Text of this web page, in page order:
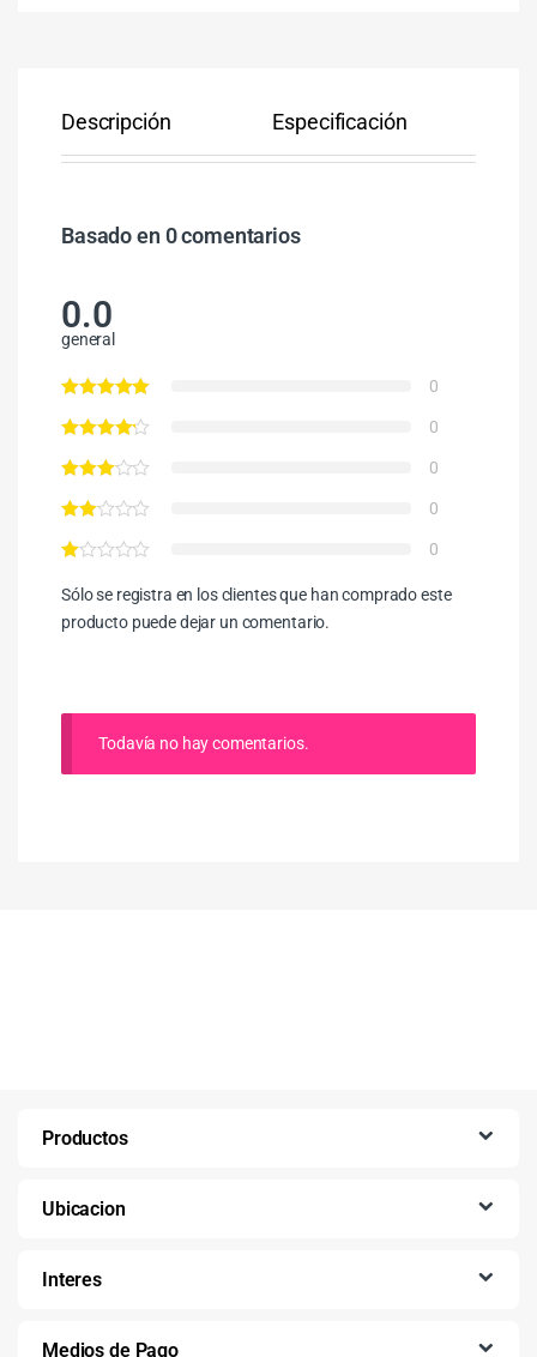
Descripción Especificación
Basado en 0 comentarios
0.0
general
0
0
0
0
0
Sólo se registra en los clientes que han comprado este
producto puede dejar un comentario.
Todavía no hay comentarios.
Productos
Ubicacion
Interes
Medios de Pago